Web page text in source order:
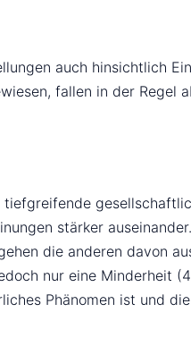
auch hinsichtlich
fallen in der Regel
stärker
die anderen davon
nur eine Minderheit
Phänomen ist und